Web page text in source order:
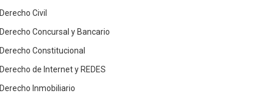
Derecho Civil
Derecho Concursal y Bancario
Derecho Constitucional
Derecho de Internet y REDES
Derecho Inmobiliario